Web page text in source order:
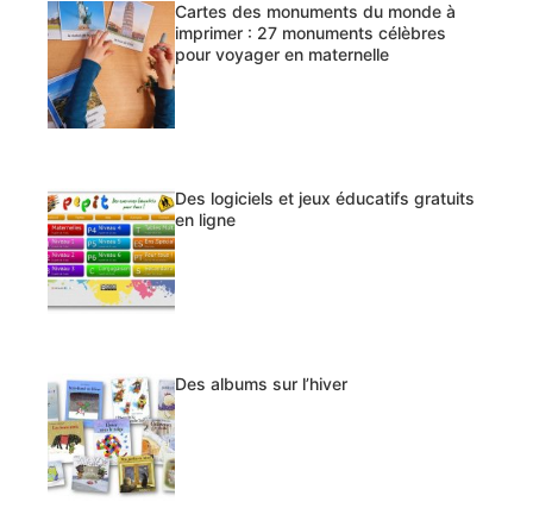
Cartes des monuments du monde à
imprimer : 27 monuments célèbres
pour voyager en maternelle
Des logiciels et jeux éducatifs gratuits
en ligne
Des albums sur l’hiver